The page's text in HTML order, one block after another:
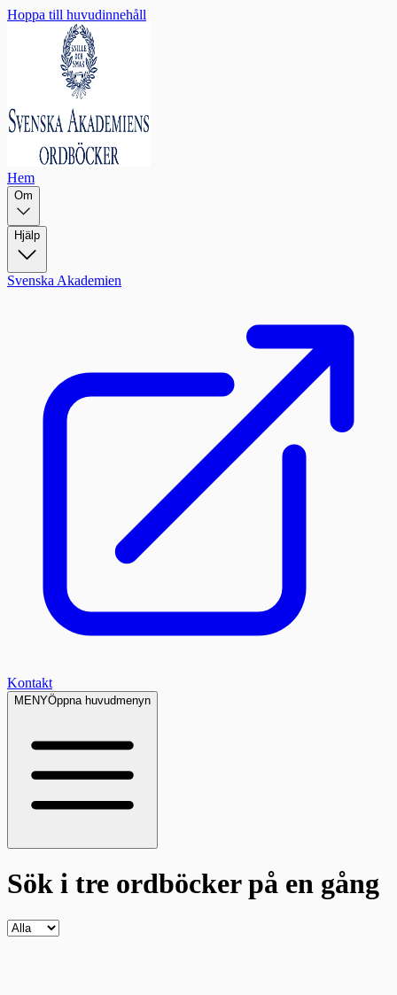
Hoppa till huvudinnehåll
Hem
Om
Hjälp
Svenska Akademien
Kontakt
MENYÖppna huvudmenyn
Sök i tre ordböckerpå en gång